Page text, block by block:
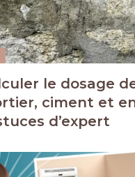
le dosage
ciment et
d’expert